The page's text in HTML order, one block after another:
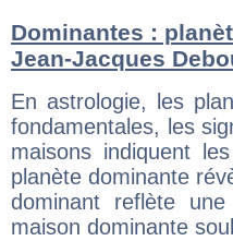
Dominantes :
Jean-Jacques
En astrologie, les
fondamentales, les
maisons indiquent
planète dominante
dominant reflète
maison dominante